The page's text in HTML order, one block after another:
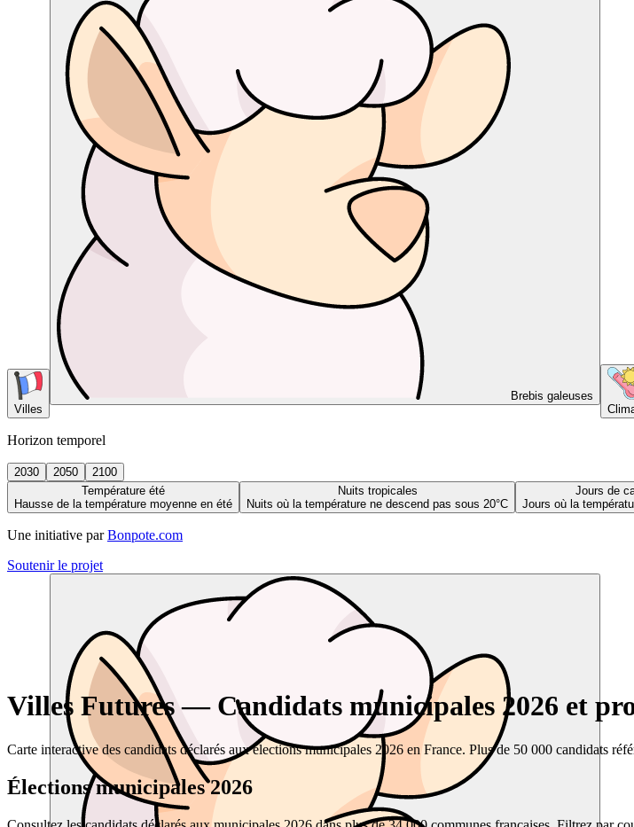
Villes
Brebis galeuses
Horizon temporel
2030 2050
2100
Température été
Hausse de la température moyenne en été
Nuits tropicales
Nuits où la température ne descend pas sous 20°C
Jours de
Jours où la
Une initiative par Bonpote.com
Soutenir le projet
Villes Futures — Candidats municipales 2026 et
Carte interactive des candidats déclarés aux élections municipales 2026 en France. Plus de 50 000 candidats
Élections municipales 2026